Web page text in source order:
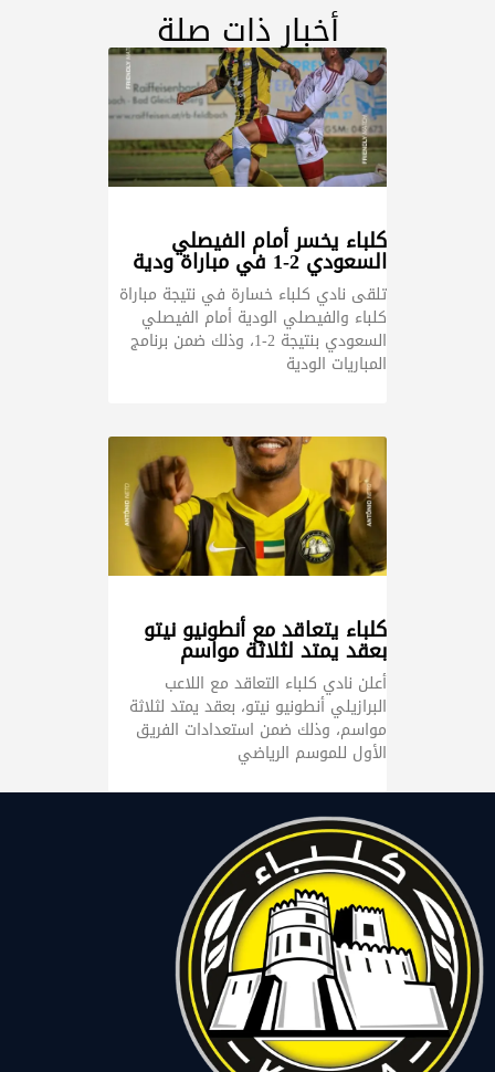
أخبار ذات صلة
كلباء يخسر أمام الفيصلي
السعودي 2-1 في مباراة ودية
تلقى نادي كلباء خسارة في نتيجة مباراة
كلباء والفيصلي الودية أمام الفيصلي
السعودي بنتيجة 2-1، وذلك ضمن برنامج
المباريات الودية
كلباء يتعاقد مع أنطونيو نيتو
بعقد يمتد لثلاثة مواسم
أعلن نادي كلباء التعاقد مع اللاعب
البرازيلي أنطونيو نيتو، بعقد يمتد لثلاثة
مواسم، وذلك ضمن استعدادات الفريق
الأول للموسم الرياضي